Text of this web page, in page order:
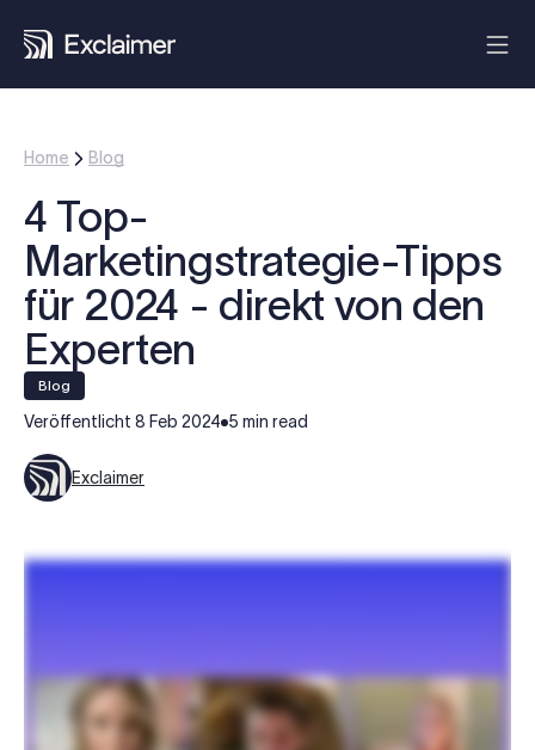
Home Blog
4 Top-
Marketingstrategie-Tipps
für 2024 - direkt von den
Experten
blog
Veröffentlicht 8 Feb 2024 5 min read
Exclaimer